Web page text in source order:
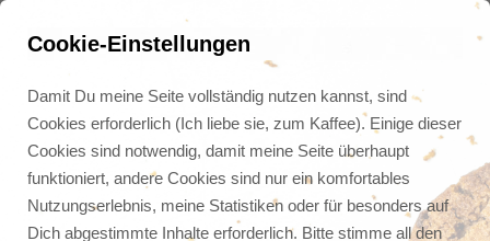
Cookie-Einstellungen
Damit Du meine Seite vollständig nutzen kannst, sind
Cookies erforderlich (Ich liebe sie, zum Kaffee). Einige dieser
Cookies sind notwendig, damit meine Seite überhaupt
funktioniert, andere Cookies sind nur ein komfortables
Nutzungserlebnis, meine Statistiken oder für besonders auf
Dich abgestimmte Inhalte erforderlich. Bitte stimme all den